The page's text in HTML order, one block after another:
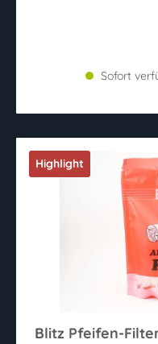
Sofort
Highlight
Blitz Pfeifen-